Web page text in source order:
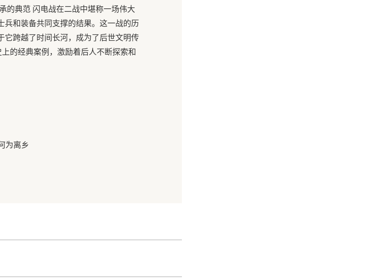
的典范 闪电战在二战中堪称一场伟大
兵和装备共同支撑的结果。这一战的历
它跨越了时间长河，成为了后世文明传
的经典案例，激励着后人不断探索和
为离乡